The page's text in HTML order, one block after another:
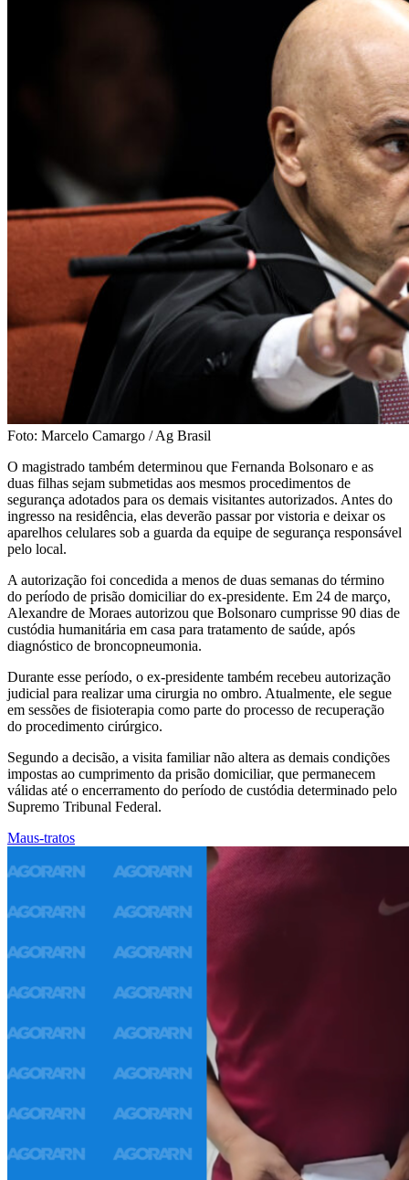
Foto: Marcelo Camargo / Ag Brasil
O magistrado também determinou que Fernanda Bolsonaro e as
duas filhas sejam submetidas aos mesmos procedimentos de
segurança adotados para os demais visitantes autorizados. Antes do
ingresso na residência, elas deverão passar por vistoria e deixar os
aparelhos celulares sob a guarda da equipe de segurança responsável
pelo local.
A autorização foi concedida a menos de duas semanas do término
do período de prisão domiciliar do ex-presidente. Em 24 de março,
Alexandre de Moraes autorizou que Bolsonaro cumprisse 90 dias de
custódia humanitária em casa para tratamento de saúde, após
diagnóstico de broncopneumonia.
Durante esse período, o ex-presidente também recebeu autorização
judicial para realizar uma cirurgia no ombro. Atualmente, ele segue
em sessões de fisioterapia como parte do processo de recuperação
do procedimento cirúrgico.
Segundo a decisão, a visita familiar não altera as demais condições
impostas ao cumprimento da prisão domiciliar, que permanecem
válidas até o encerramento do período de custódia determinado pelo
Supremo Tribunal Federal.
Maus-tratos